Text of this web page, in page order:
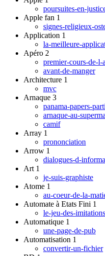
poursuites-en-
Apple fan 1
signes-religieux-
Application 1
la-meilleure-
Apéro 2
premier-cours-de-l-
avant-de-manger
Architecture 1
mvc
Arnaque 3
panama-papers-
arnaque-au-
camif
Array 1
prononciation
Arrow 1
dialogues-d-
Art 1
je-suis-graphiste
Atome 1
au-coeur-de-la-
Automate à Etats Fini 1
le-jeu-des-imitations
Automatique 1
une-page-de-pub
Automatisation 1
convertir-un-fichier